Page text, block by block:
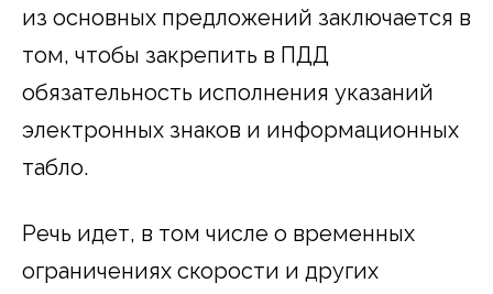
из основных предложений заключается в
том, чтобы закрепить в ПДД
обязательность исполнения указаний
электронных знаков и информационных
табло.
Речь идет, в том числе о временных
ограничениях скорости и других